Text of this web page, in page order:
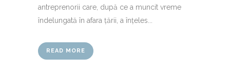
antreprenorii care, după ce a muncit vreme
îndelungată în afara țării, a înțeles...
READ MORE